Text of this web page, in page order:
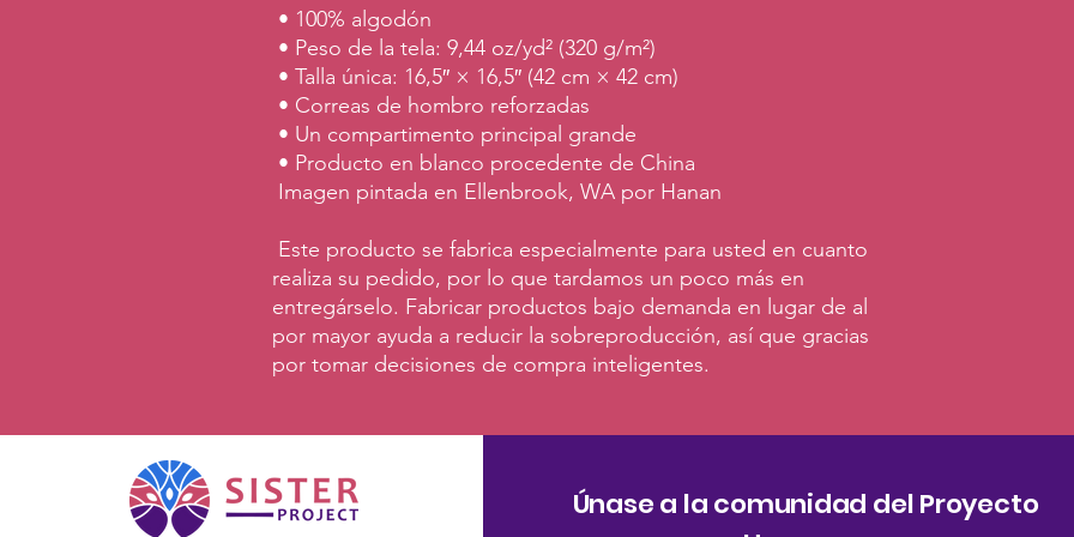
• 100% algodón
• Peso de la tela: 9,44 oz/yd² (320 g/m²)
• Talla única: 16,5″ × 16,5″ (42 cm × 42 cm)
• Correas de hombro reforzadas
• Un compartimento principal grande
• Producto en blanco procedente de China
Imagen pintada en Ellenbrook, WA por Hanan
realiza su pedido, por lo que tardamos un poco más en
entregárselo. Fabricar productos bajo demanda en lugar de al
por mayor ayuda a reducir la sobreproducción, así que gracias
por tomar decisiones de compra inteligentes.
Únase a la comunidad del Proyecto